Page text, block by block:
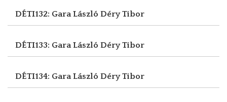
DÉTI132: Gara László Déry Tibor
DÉTI133: Gara László Déry Tibor
DÉTI134: Gara László Déry Tibor